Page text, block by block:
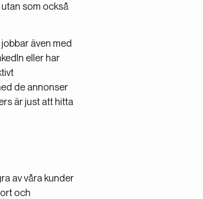
som också
även med
eller har
de annonser
är just att hitta
av våra kunder
och